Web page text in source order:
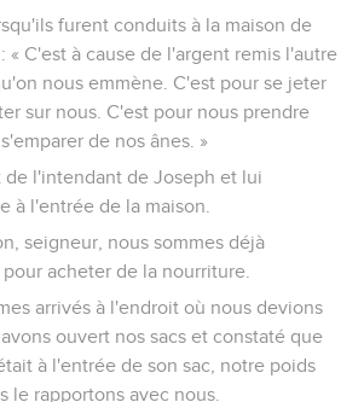
furent conduits à la maison de
« C'est à cause de l'argent remis l'autre
nous emmène. C'est pour se jeter
sur nous. C'est pour nous prendre
de nos ânes. »
de l'intendant de Joseph et lui
à l'entrée de la maison.
seigneur, nous sommes déjà
acheter de la nourriture.
arrivés à l'endroit où nous devions
ouvert nos sacs et constaté que
à l'entrée de son sac, notre poids
le rapportons avec nous.